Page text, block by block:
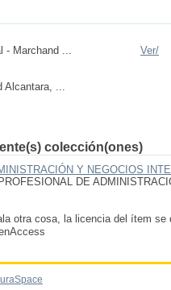
- Marchand ...
Alcantara, ...
Ver/
colección(ones)
Y NEGOCIOS
DE
otra cosa, la licencia del ítem se